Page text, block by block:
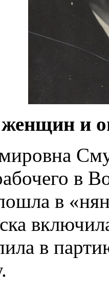
и
в
в
в